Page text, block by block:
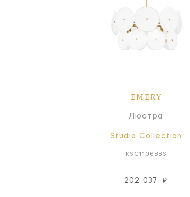
EMERY
Люстра
Studio Collection
KSC1106BBS
202 037 ₽